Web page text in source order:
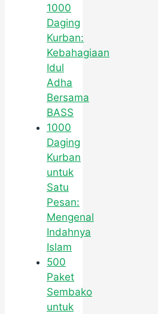
1000
Daging
Kurban:
Kebahagiaan
Idul
Adha
Bersama
BASS
1000
Daging
Kurban
untuk
Satu
Pesan:
Mengenal
Indahnya
Islam
500
Paket
Sembako
untuk